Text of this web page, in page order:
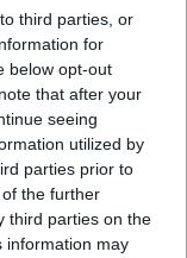
third parties, or
for
below opt-out
that after your
seeing
utilized by
parties prior to
the further
third parties on the
information may